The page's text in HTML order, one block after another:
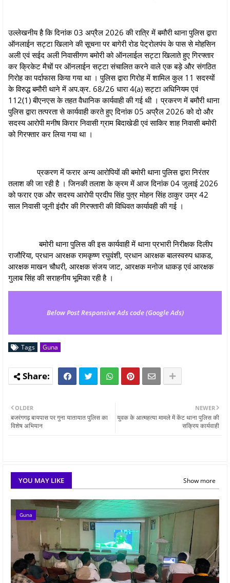
उल्लेखनीय है कि दिनांक 03 अप्रैल 2026 की रात्रि में बमौरी थाना पुलिस द्वारा
ऑनलाईन सट्टा खिलाने की सूचना पर बागेरी रोड पेट्रोलपंप के पास से मोहसिन
अली एवं सईद अली निवासीगण बमोरी को ऑनलाईल सट्टा खिलाते हुए गिरफ्तार
कर क्रिकेट मैचों पर ऑनलाईन सट्टा संचालित करने वाले एक बड़े और संगठित
गिरोह का पर्दाफास किया गया था । पुलिस द्वारा गिरोह में शामिल कुल 11 सदस्यों
के विरुद्ध बमौरी थाने में अप.क्र. 68/26 धारा 4(a) सट्टा अधिनियम एवं
112(1) बीएनएस के तहत वैधानिक कार्यवाही की गई थी । प्रकरण में बमौरी थाना
पुलिस द्वारा तत्परता से कार्यवाही करते हुए दिनांक 05 अप्रैल 2026 को दो और
सदस्य आरोपी मनीष किरार निवासी ग्राम बिदाखेडी एवं साकिर शाह निवासी बमोरी
को गिरफ्तार कर लिया गया था ।
प्रकरण में फरार अन्य आरोपियों की बमोरी थाना पुलिस द्वारा निरंतर
तलाश की जा रही है । जिनकी तलाश के क्रम में आज दिनांक 04 जुलाई 2026
को फरार एक और सदस्य आरोपी प्रदीप सिंह पुत्र मोहन सिंह ठाकुर उम्र 42
साल निवासी जूनी इंदौर की गिरफ्तारी की विधिवत कार्यावही की गई ।
बमोरी थाना पुलिस की इस कार्यवाही में थाना प्रभारी निरीक्षक दिलीप
राजौरिया, प्रधान आरक्षक रामकृष्ण रघुवंशी, प्रधान आरक्षक बालस्वरुप धाकड,
आरक्षक माखन चौधरी, आरक्षक संजय जाट, आरक्षक मनोज धाकड़ एवं आरक्षक
गुलाब सिंह की सराहनीय भूमिका रही है ।
Below Post Responsive Ads code (Google Ads)
Tags Guna
NEWER
युवक के आत्महत्या मामले में केंट थाना पुलिस की
सक्रिय कार्यवाही
OLDER
बजरंगगढ़ बायपास पर गुना यातायात पुलिस का
विशेष अभियान
YOU MAY LIKE Show more
Guna